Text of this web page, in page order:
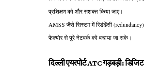
प्रशिक्षण को और सशक्त किया जाए।
AMSS जैसे सिस्टम में रिडंडेंसी
फेल्योर से पूरे नेटवर्क को बचाया जा सके।
दिल्ली एयरपोर्ट ATC गड़बड़ी: